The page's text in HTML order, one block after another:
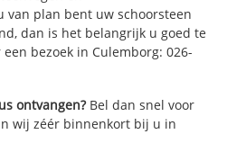
van plan bent uw schoorsteen
dan is het belangrijk u goed te
een bezoek in Culemborg: 026-
ontvangen?Bel dan snel voor
wij zéér binnenkort bij u in